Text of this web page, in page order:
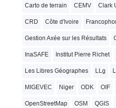
Carto de terrain CEMV Clark
CRD Côte d'Ivoire
Gestion Axée sur les Résultats
InaSAFE Institut Pierre Richet
Les Libres Géographes LLg
MIGEVEC Niger ODK OIF
OpenStreetMap OSM QGIS